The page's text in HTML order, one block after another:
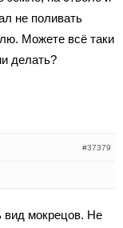
не поливать
Можете всё таки
делать?
#37379
вид мокрецов. Не